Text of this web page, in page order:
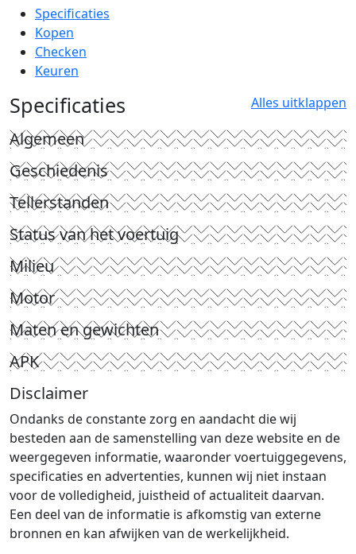
Specificaties
Kopen
Checken
Keuren
Specificaties Alles uitklappen
Algemeen
Geschiedenis
Tellerstanden
Status van het voertuig
Milieu
Motor
Maten en gewichten
APK
Disclaimer
Ondanks de constante zorg en aandacht die wij
besteden aan de samenstelling van deze website en de
weergegeven informatie, waaronder voertuiggegevens,
specificaties en advertenties, kunnen wij niet instaan
voor de volledigheid, juistheid of actualiteit daarvan.
Een deel van de informatie is afkomstig van externe
bronnen en kan afwijken van de werkelijkheid.